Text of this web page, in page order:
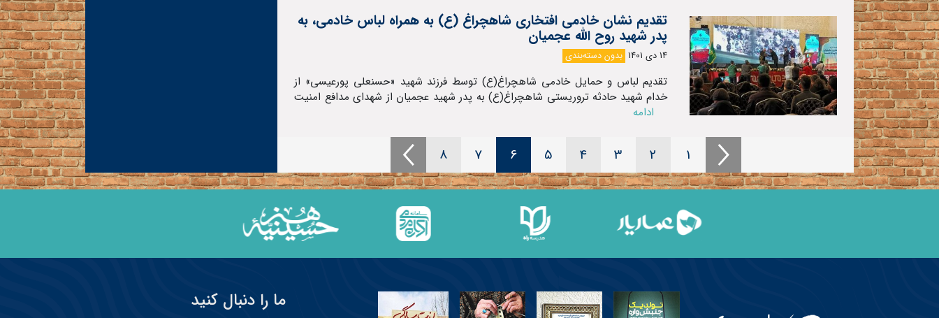
تقدیم نشان خادمی افتخاری شاهچراغ (ع) به همراه لباس خادمی، به
پدر شهید روح الله عجمیان
14 دی 1401 بدون دسته‌بندی
تقدیم لباس و حمایل خادمی شاهچراغ(ع) توسط فرزند شهید «حسنعلی پورعیسی» از
خدام شهید حادثه تروریستی شاهچراغ(ع) به پدر شهید عجمیان از شهدای مدافع امنیت
ادامه
1
2
3
4
5
6
7
8
ما را دنبال کنید